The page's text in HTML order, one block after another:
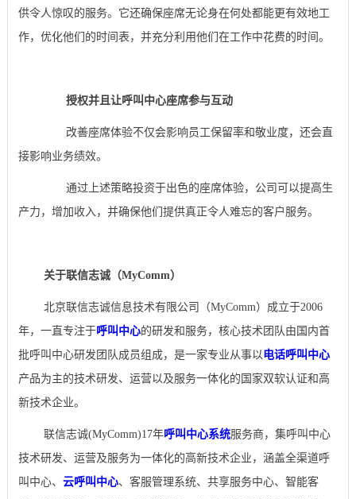
供令人惊叹的服务。它还确保座席无论身在何处都能更有效地工
作，优化他们的时间表，并充分利用他们在工作中花费的时间。
授权并且让呼叫中心座席参与互动
改善座席体验不仅会影响员工保留率和敬业度，还会直
接影响业务绩效。
通过上述策略投资于出色的座席体验，公司可以提高生
产力，增加收入，并确保他们提供真正令人难忘的客户服务。
关于联信志诚（MyComm）
北京联信志诚信息技术有限公司（MyComm）成立于2006
年，一直专注于呼叫中心的研发和服务，核心技术团队由国内首
批呼叫中心研发团队成员组成，是一家专业从事以电话呼叫中心
产品为主的技术研发、运营以及服务一体化的国家双软认证和高
新技术企业。
联信志诚(MyComm)17年呼叫中心系统服务商，集呼叫中心
技术研发、运营及服务为一体化的高新技术企业，涵盖全渠道呼
叫中心、 云呼叫中心、客服管理系统、共享服务中心、智能客